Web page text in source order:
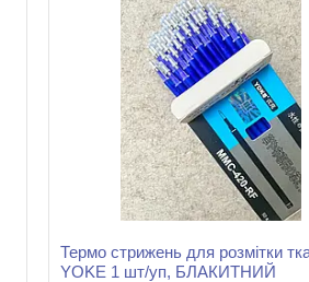
Термо стрижень для розмітки
YOKE 1 шт/уп, БЛАКИТНИЙ